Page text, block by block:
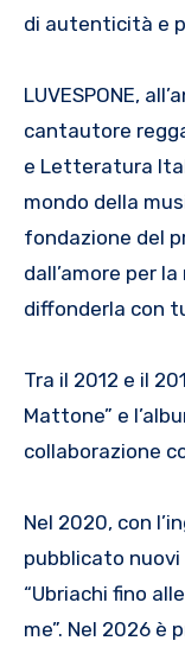
di autenticità e
LUVESPONE,
cantautore
e Letteratura
mondo della
fondazione del
dall’amore per
diffonderla con
Tra il 2012 e il
Mattone” e
collaborazione
Nel 2020, con
pubblicato nuovi
“Ubriachi fino
me”. Nel 2026 è